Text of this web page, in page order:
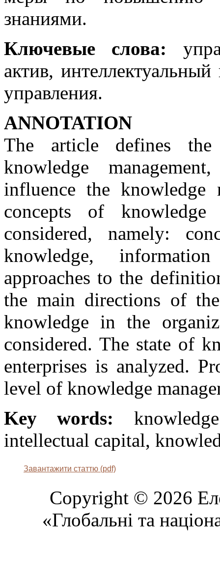
знаниями.
Ключевые слова:
актив,
управления.
АNNOTATION
The article defines
knowledge
influence the knowledge
concepts of knowledge
considered, namely:
knowledge,
approaches to the
the main directions of
knowledge in the
considered. The state of
enterprises is analyzed.
level of knowledge
Key words:
intellectual capital,
Завантажити статтю (pdf)
Copyright © 2026
«Глобальні та